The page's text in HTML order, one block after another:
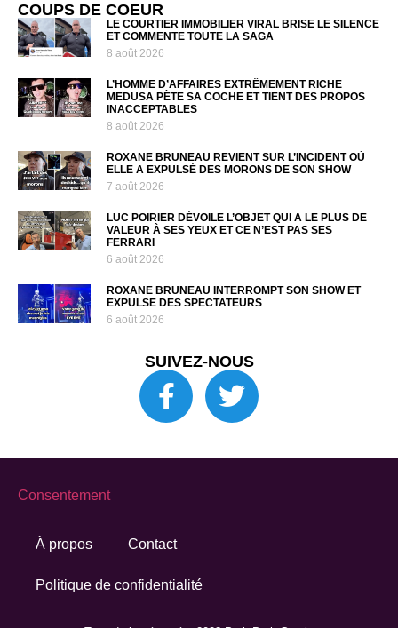
COUPS DE COEUR
LE COURTIER IMMOBILIER VIRAL BRISE LE SILENCE
ET COMMENTE TOUTE LA SAGA
8 août 2026
L’HOMME D’AFFAIRES EXTRÊMEMENT RICHE
MEDUSA PÈTE SA COCHE ET TIENT DES PROPOS
INACCEPTABLES
8 août 2026
ROXANE BRUNEAU REVIENT SUR L’INCIDENT OÙ
ELLE A EXPULSÉ DES MORONS DE SON SHOW
7 août 2026
LUC POIRIER DÉVOILE L’OBJET QUI A LE PLUS DE
VALEUR À SES YEUX ET CE N’EST PAS SES
FERRARI
6 août 2026
ROXANE BRUNEAU INTERROMPT SON SHOW ET
EXPULSE DES SPECTATEURS
6 août 2026
SUIVEZ-NOUS
À propos Contact
Politique de confidentialité
Consentement